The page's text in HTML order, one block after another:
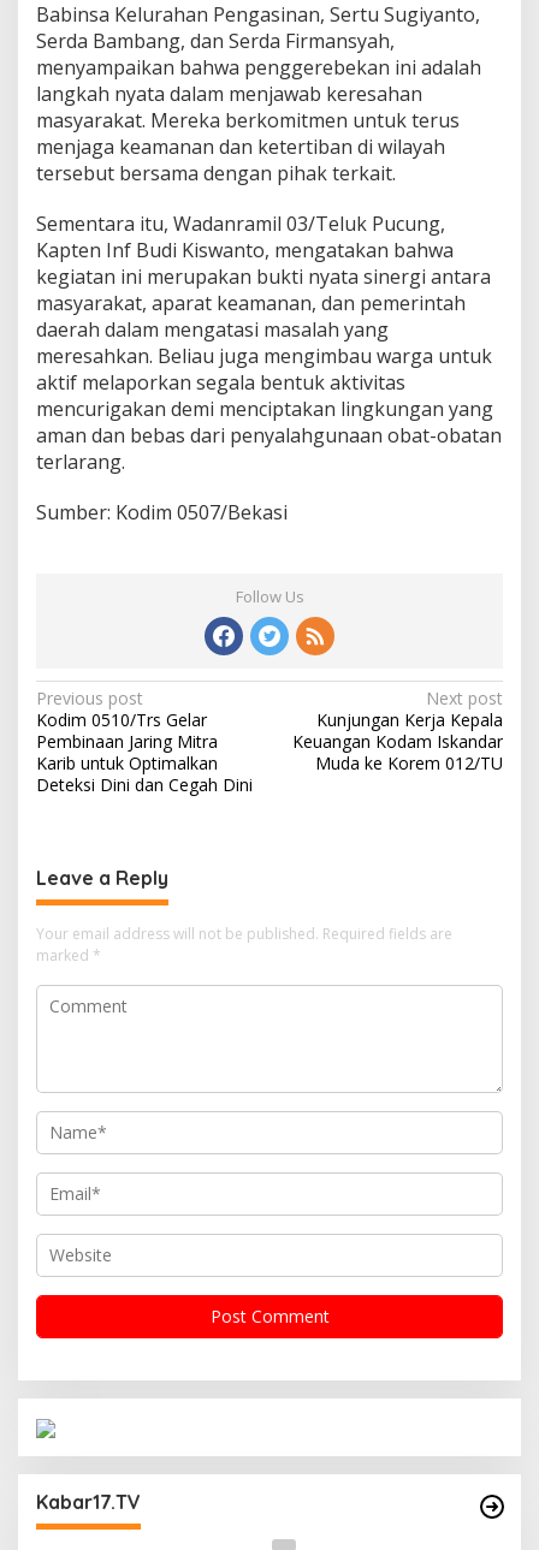
Babinsa Kelurahan Pengasinan, Sertu Sugiyanto,
Serda Bambang, dan Serda Firmansyah,
menyampaikan bahwa penggerebekan ini adalah
langkah nyata dalam menjawab keresahan
masyarakat. Mereka berkomitmen untuk terus
menjaga keamanan dan ketertiban di wilayah
tersebut bersama dengan pihak terkait.
Sementara itu, Wadanramil 03/Teluk Pucung,
Kapten Inf Budi Kiswanto, mengatakan bahwa
kegiatan ini merupakan bukti nyata sinergi antara
masyarakat, aparat keamanan, dan pemerintah
daerah dalam mengatasi masalah yang
meresahkan. Beliau juga mengimbau warga untuk
aktif melaporkan segala bentuk aktivitas
mencurigakan demi menciptakan lingkungan yang
aman dan bebas dari penyalahgunaan obat-obatan
terlarang.
Sumber: Kodim 0507/Bekasi
Follow Us
Post
navigation
Previous post
Kodim 0510/Trs Gelar
Pembinaan Jaring Mitra
Karib untuk Optimalkan
Deteksi Dini dan Cegah Dini
Next post
Kunjungan Kerja Kepala
Keuangan Kodam Iskandar
Muda ke Korem 012/TU
Leave a Reply
Your email address will not be published. Required fields are
marked *
Kabar17.TV
Operasi Cipta Kondisi Digelar Polsek
Malam Libur